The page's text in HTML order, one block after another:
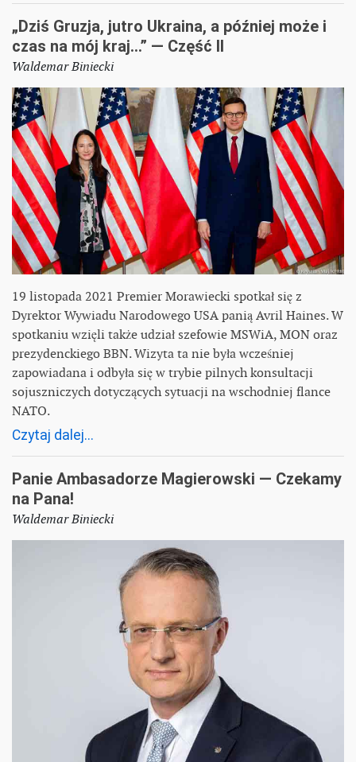
„Dziś Gruzja, jutro Ukraina, a później może i
czas na mój kraj...” — Część II
Waldemar Biniecki
19 listopada 2021 Premier Morawiecki spotkał się z
Dyrektor Wywiadu Narodowego USA panią Avril Haines. W
spotkaniu wzięli także udział szefowie MSWiA, MON oraz
prezydenckiego BBN. Wizyta ta nie była wcześniej
zapowiadana i odbyła się w trybie pilnych konsultacji
sojuszniczych dotyczących sytuacji na wschodniej flance
NATO.
Czytaj dalej...
Panie Ambasadorze Magierowski — Czekamy
na Pana!
Waldemar Biniecki